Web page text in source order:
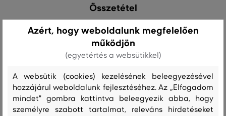
Összetétel
cipő felsőrész
SZEMIS
100 %
bélésanyag
KECSKEBŐR
100 %
Azért, hogy weboldalunk megfelelően
működjön
(egyetértés a websütikkel)
A websütik (cookies) kezelésének beleegyezésével
hozzájárul weboldalunk fejlesztéséhez. Az „Elfogadom
mindet" gombra kattintva beleegyezik abba, hogy
személyre szabott tartalmat, releváns hirdetéseket